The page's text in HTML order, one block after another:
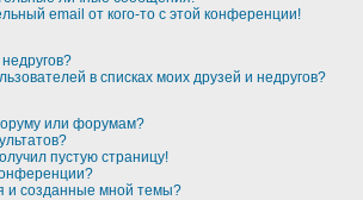
email от кого-то с этой конференции!
в списках моих друзей и недругов?
или форумам?
пустую страницу!
и созданные мной темы?